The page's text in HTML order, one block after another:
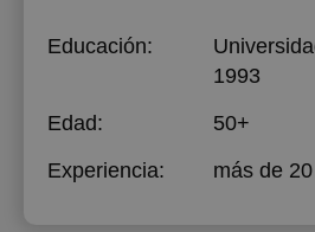
Educación:
1993
Edad:
50+
Experiencia:
más de